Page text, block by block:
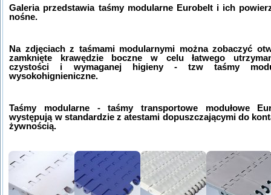
Galeria przedstawia taśmy modularne Eurobelt i ich
nośne.
Na zdjęciach z taśmami modularnymi można zobaczyć
zamknięte krawędzie boczne w celu łatwego
czystości i wymaganej higieny - tzw taśmy
wysokohignieniczne.
Taśmy modularne - taśmy transportowe modułowe
występują w standardzie z atestami dopuszczającymi do
żywnością.